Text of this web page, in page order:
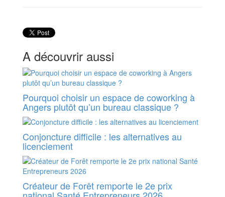
A découvrir aussi
Pourquoi choisir un espace de coworking à
Angers plutôt qu’un bureau classique ?
Conjoncture difficile : les alternatives au
licenciement
Créateur de Forêt remporte le 2e prix